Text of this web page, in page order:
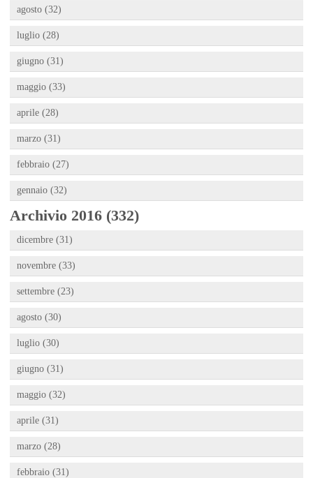
agosto (32)
luglio (28)
giugno (31)
maggio (33)
aprile (28)
marzo (31)
febbraio (27)
gennaio (32)
Archivio 2016 (332)
dicembre (31)
novembre (33)
settembre (23)
agosto (30)
luglio (30)
giugno (31)
maggio (32)
aprile (31)
marzo (28)
febbraio (31)